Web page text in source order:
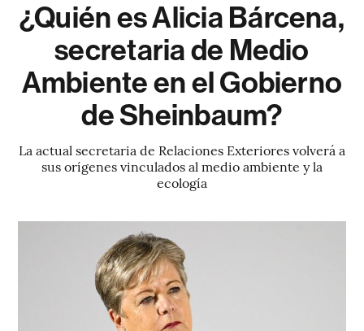
¿Quién es Alicia Bárcena,
secretaria de Medio
Ambiente en el Gobierno
de Sheinbaum?
La actual secretaria de Relaciones Exteriores volverá a
sus orígenes vinculados al medio ambiente y la
ecología